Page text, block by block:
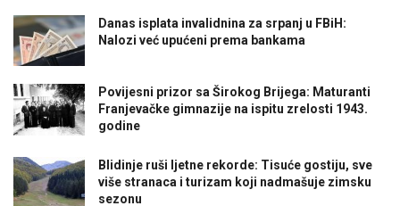
Danas isplata invalidnina za srpanj u FBiH:
Nalozi već upućeni prema bankama
Povijesni prizor sa Širokog Brijega: Maturanti
Franjevačke gimnazije na ispitu zrelosti 1943.
godine
Blidinje ruši ljetne rekorde: Tisuće gostiju, sve
više stranaca i turizam koji nadmašuje zimsku
sezonu